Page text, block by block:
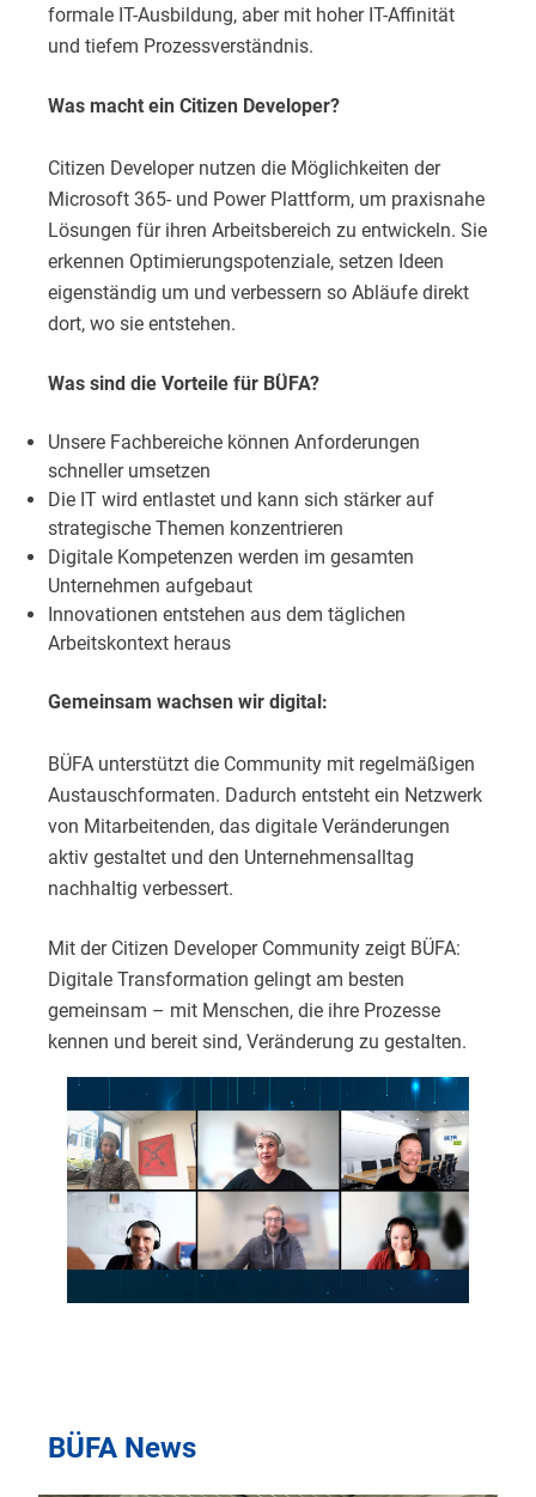
formale IT-Ausbildung, aber mit hoher IT-Affinität
und tiefem Prozessverständnis.
Was macht ein Citizen Developer?
Citizen Developer nutzen die Möglichkeiten der
Microsoft 365- und Power Plattform, um praxisnahe
Lösungen für ihren Arbeitsbereich zu entwickeln. Sie
erkennen Optimierungspotenziale, setzen Ideen
eigenständig um und verbessern so Abläufe direkt
dort, wo sie entstehen.
Was sind die Vorteile für BÜFA?
Unsere Fachbereiche können Anforderungen
schneller umsetzen
Die IT wird entlastet und kann sich stärker auf
strategische Themen konzentrieren
Digitale Kompetenzen werden im gesamten
Unternehmen aufgebaut
Innovationen entstehen aus dem täglichen
Arbeitskontext heraus
Gemeinsam wachsen wir digital:
BÜFA unterstützt die Community mit regelmäßigen
Austauschformaten. Dadurch entsteht ein Netzwerk
von Mitarbeitenden, das digitale Veränderungen
aktiv gestaltet und den Unternehmensalltag
nachhaltig verbessert.
Mit der Citizen Developer Community zeigt BÜFA:
Digitale Transformation gelingt am besten
gemeinsam – mit Menschen, die ihre Prozesse
kennen und bereit sind, Veränderung zu gestalten.
BÜFA News